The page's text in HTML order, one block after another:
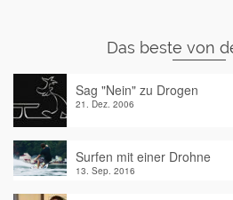
Das beste von
Sag "Nein" zu Drogen
21. Dez. 2006
Surfen mit einer Drohne
13. Sep. 2016